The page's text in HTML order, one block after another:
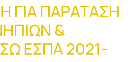
ΓΙΑ ΠΑΡΑΤΑΣΗ
&
ΕΣΠΑ 2021-